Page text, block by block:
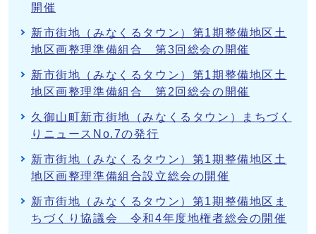
開催
新市街地（みなくるタウン）第1期整備地区土
地区画整理準備組合 第3回総会の開催
新市街地（みなくるタウン）第1期整備地区土
地区画整理準備組合 第2回総会の開催
久御山町新市街地（みなくるタウン）まちづく
りニュースNo.7の発行
新市街地（みなくるタウン）第1期整備地区土
地区画整理準備組合設立総会の開催
新市街地（みなくるタウン）第1期整備地区ま
ちづくり協議会 令和4年度地権者総会の開催